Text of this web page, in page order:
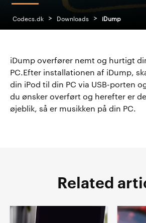
Codecs.dk > Downloads > iDump
iDump overfører nemt og hurtigt
PC.Efter installationen af iDump,
din iPod til din PC via USB-porten
du ønsker overført og herefter er
øjeblik, så er musikken på din PC.
Related